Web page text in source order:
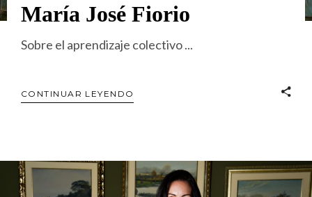
María José Fiorio
Sobre el aprendizaje colectivo
CONTINUAR LEYENDO